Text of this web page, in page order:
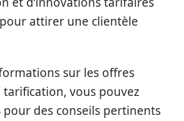
attirer une clientèle
sur les offres
tarification, vous pouvez
pour des conseils pertinents